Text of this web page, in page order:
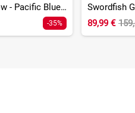
Sydus Multilaser Yellow - Pacific Blue Matte
-35% 89,99 €